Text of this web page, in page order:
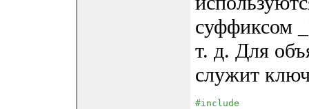
суффиксом
т. д. Для
служит
#include